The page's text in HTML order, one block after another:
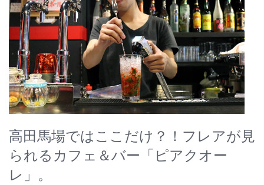
高田馬場ではここだけ？！フレアが見
られるカフェ＆バー「ピアクオー
レ」。